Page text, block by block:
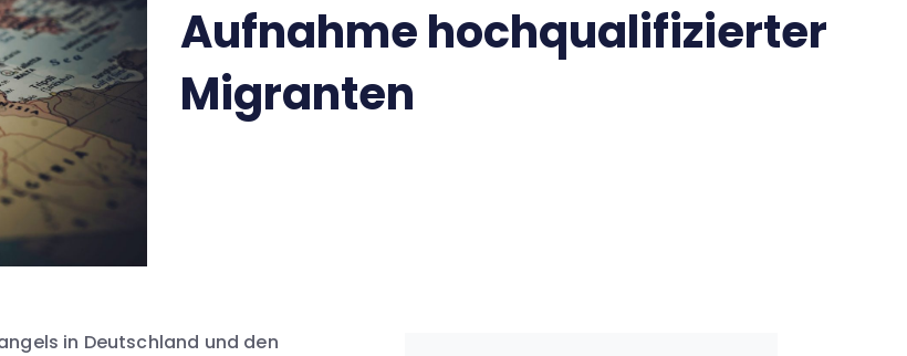
Aufnahme hochqualifizierter
Migranten
in Deutschland und den